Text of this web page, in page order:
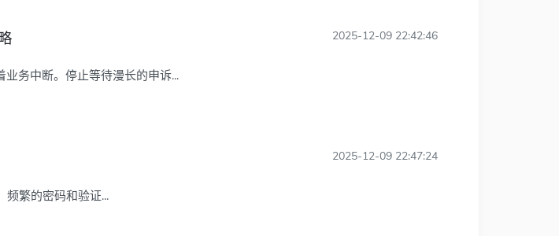
2025-12-09 22:42:46
务中断。停止等待漫长的申诉...
2025-12-09 22:47:24
频繁的密码和验证...